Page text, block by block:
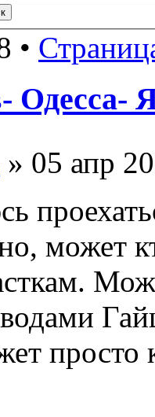
•
Одесса-
» 05 апр
может
просто